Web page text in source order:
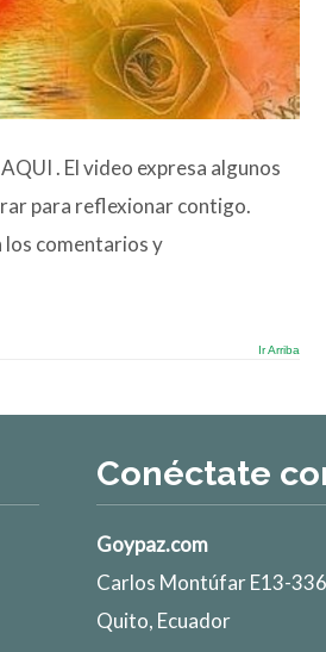
. El video expresa algunos
para reflexionar contigo.
los comentarios y
Ir Arriba
Conéctate
Goypaz.com
Carlos Montúfar E13-
Quito, Ecuador